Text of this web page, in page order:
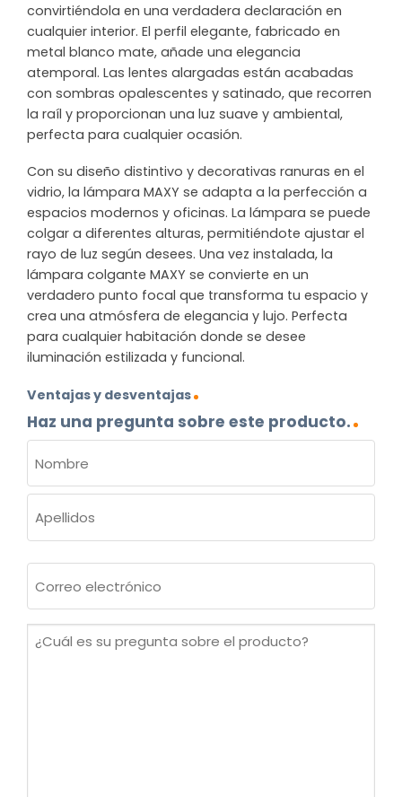
convirtiéndola en una verdadera declaración en
cualquier interior. El perfil elegante, fabricado en
metal blanco mate, añade una elegancia
atemporal. Las lentes alargadas están acabadas
con sombras opalescentes y satinado, que recorren
la raíl y proporcionan una luz suave y ambiental,
perfecta para cualquier ocasión.
Con su diseño distintivo y decorativas ranuras en el
vidrio, la lámpara MAXY se adapta a la perfección a
espacios modernos y oficinas. La lámpara se puede
colgar a diferentes alturas, permitiéndote ajustar el
rayo de luz según desees. Una vez instalada, la
lámpara colgante MAXY se convierte en un
verdadero punto focal que transforma tu espacio y
crea una atmósfera de elegancia y lujo. Perfecta
para cualquier habitación donde se desee
iluminación estilizada y funcional.
Ventajas y desventajas
Haz una pregunta sobre este producto.
(OBLIGATORIO)
Nombre
electrónico
¿Cuál